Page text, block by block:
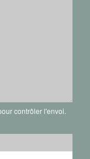
contrôler l'envoi.